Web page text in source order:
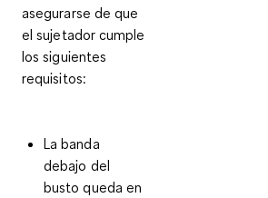
asegurarse de que
el sujetador cumple
los siguientes
requisitos:
La banda
debajo del
busto queda en